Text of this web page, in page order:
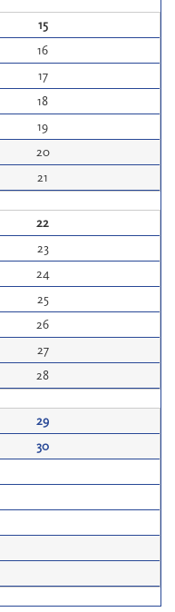
15
16
17
18
19
20
21
22
23
24
25
26
27
28
29
30